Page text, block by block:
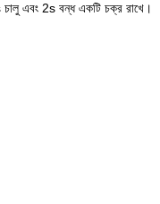
চালু এবং 2s বন্ধ একটি চক্র রাখে।